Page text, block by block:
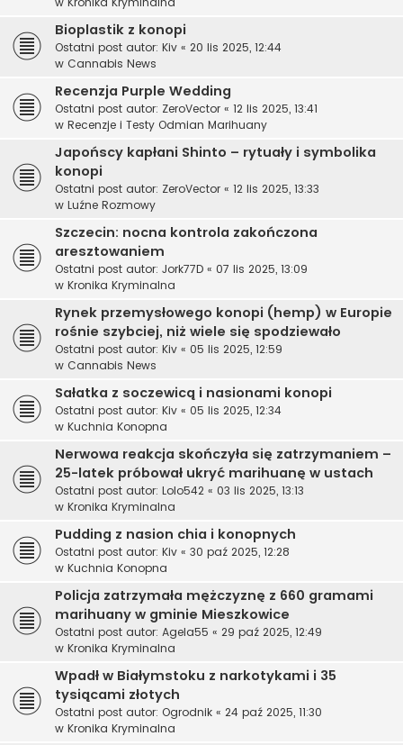
Bioplastik z konopi
Ostatni post autor: Kiv « 20 lis 2025, 12:44
w Cannabis News
Recenzja Purple Wedding
Ostatni post autor: ZeroVector « 12 lis 2025, 13:41
w Recenzje i Testy Odmian Marihuany
Japońscy kapłani Shinto – rytuały i symbolika
konopi
Ostatni post autor: ZeroVector « 12 lis 2025, 13:33
w Luźne Rozmowy
Szczecin: nocna kontrola zakończona
aresztowaniem
Ostatni post autor: Jork77D « 07 lis 2025, 13:09
w Kronika Kryminalna
Rynek przemysłowego konopi (hemp) w Europie
rośnie szybciej, niż wiele się spodziewało
Ostatni post autor: Kiv « 05 lis 2025, 12:59
w Cannabis News
Sałatka z soczewicą i nasionami konopi
Ostatni post autor: Kiv « 05 lis 2025, 12:34
w Kuchnia Konopna
Nerwowa reakcja skończyła się zatrzymaniem –
25-latek próbował ukryć marihuanę w ustach
Ostatni post autor: Lolo542 « 03 lis 2025, 13:13
w Kronika Kryminalna
Pudding z nasion chia i konopnych
Ostatni post autor: Kiv « 30 paź 2025, 12:28
w Kuchnia Konopna
Policja zatrzymała mężczyznę z 660 gramami
marihuany w gminie Mieszkowice
Ostatni post autor: Agela55 « 29 paź 2025, 12:49
w Kronika Kryminalna
Wpadł w Białymstoku z narkotykami i 35
tysiącami złotych
Ostatni post autor: Ogrodnik « 24 paź 2025, 11:30
w Kronika Kryminalna